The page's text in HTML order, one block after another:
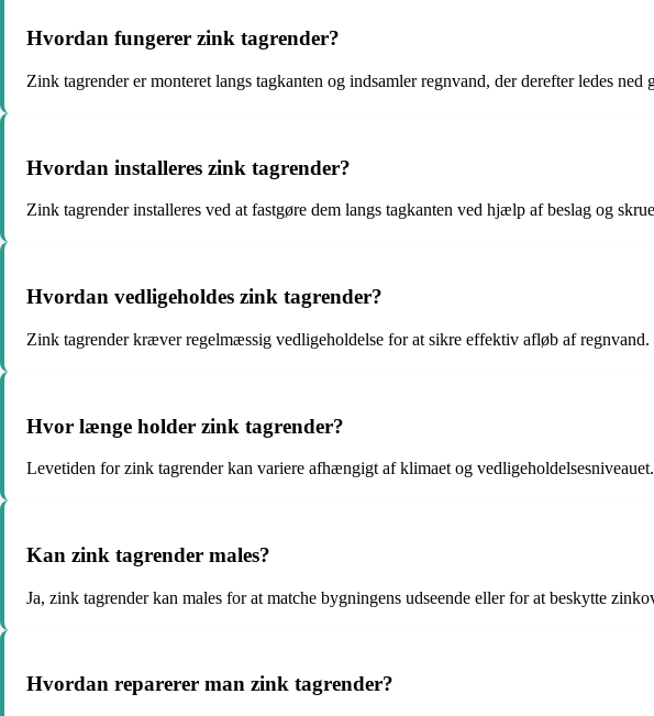
Hvordan fungerer zink tagrender?
Zink tagrender er monteret langs tagkanten og indsamler regnvand, der derefter ledes
Hvordan installeres zink tagrender?
Zink tagrender installeres ved at fastgøre dem langs tagkanten ved hjælp af beslag og
Hvordan vedligeholdes zink tagrender?
Zink tagrender kræver regelmæssig vedligeholdelse for at sikre effektiv afløb af
Hvor længe holder zink tagrender?
Levetiden for zink tagrender kan variere afhængigt af klimaet og
Kan zink tagrender males?
Ja, zink tagrender kan males for at matche bygningens udseende eller for at beskytte
Hvordan reparerer man zink tagrender?